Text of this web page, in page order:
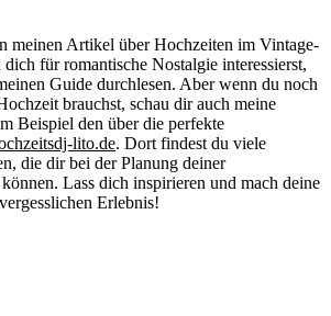
meinen Artikel über Hochzeiten im Vintage-
dich für romantische Nostalgie interessierst,
Guide durchlesen. Aber wenn du noch
brauchst, schau dir auch meine
Beispiel den über die perfekte
lito.de. Dort findest du viele
die dir bei der Planung deiner
Lass dich inspirieren und mach deine
Erlebnis!